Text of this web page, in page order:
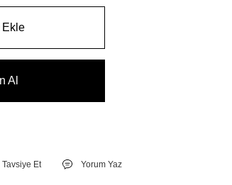
Ekle
Al
Tavsiye Et Yorum Yaz